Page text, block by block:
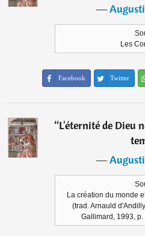
―
Les
Facebook Twitter
“L'éternité de Dieu
―
La création du monde
(trad. Arnauld
Gallimard, 1993,